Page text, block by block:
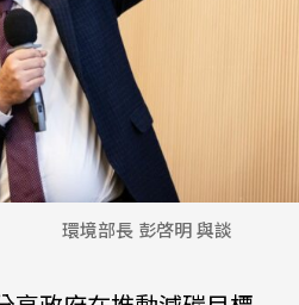
環境部長 彭啓明 與談